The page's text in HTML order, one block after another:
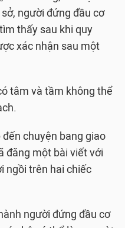
người đứng đầu cơ
thấy sau khi quy
xác nhận sau một
tâm và tầm không thể
chuyện bang giao
đăng một bài viết với
ngồi trên hai chiếc
người đứng đầu cơ